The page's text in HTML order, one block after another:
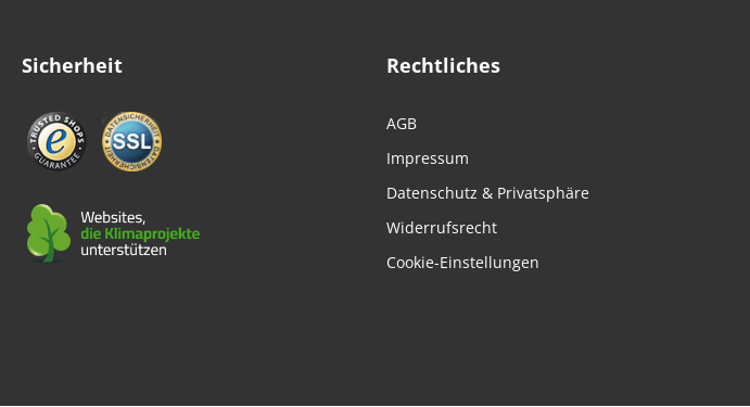
Sicherheit Rechtliches
AGB
Impressum
Datenschutz & Privatsphäre
Widerrufsrecht
Cookie-Einstellungen